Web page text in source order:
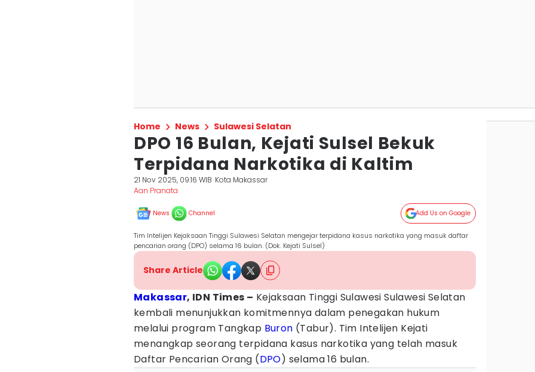
Home News Sulawesi Selatan
DPO 16 Bulan, Kejati Sulsel Bekuk
Terpidana Narkotika di Kaltim
21 Nov 2025, 09:16 WIB Kota Makassar
Aan Pranata
News Channel Add Us on Google
Tim Intelijen Kejaksaan Tinggi Sulawesi Selatan mengejar terpidana kasus narkotika yang masuk daftar
pencarian orang (DPO) selama 16 bulan. (Dok. Kejati Sulsel)
Share Article
Makassar, IDN Times – Kejaksaan Tinggi Sulawesi Sulawesi Selatan
kembali menunjukkan komitmennya dalam penegakan hukum
melalui program Tangkap Buron (Tabur). Tim Intelijen Kejati
menangkap seorang terpidana kasus narkotika yang telah masuk
Daftar Pencarian Orang (DPO) selama 16 bulan.